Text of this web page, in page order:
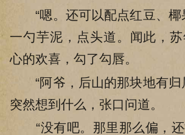
“嗯。还可以配点红豆、椰
一勺芋泥，点头道。闻此，
心的欢喜，勾了勾唇。
“阿爷，后山的那块地有归
突然想到什么，张口问道。
“没有吧。那里那么偏，还